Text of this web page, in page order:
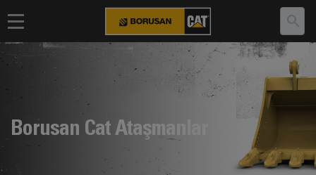
Borusan Cat Ataşmanlar